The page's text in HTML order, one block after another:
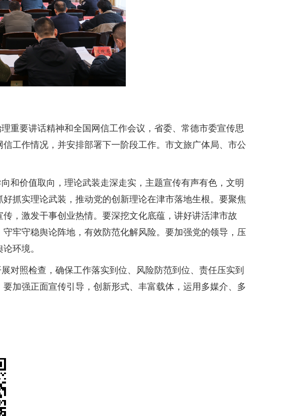
重要讲话精神和全国网信工作会议，省委、常德市委宣传思
工作情况，并安排部署下一阶段工作。市文旅广体局、市公
和价值取向，理论武装走深走实，主题宣传有声有色，文明
抓实理论武装，推动党的创新理论在津市落地生根。要聚焦
，激发干事创业热情。要深挖文化底蕴，讲好讲活津市故
牢守稳舆论阵地，有效防范化解风险。要加强党的领导，压
环境。
对照检查，确保工作落实到位、风险防范到位、责任压实到
加强正面宣传引导，创新形式、丰富载体，运用多媒介、多